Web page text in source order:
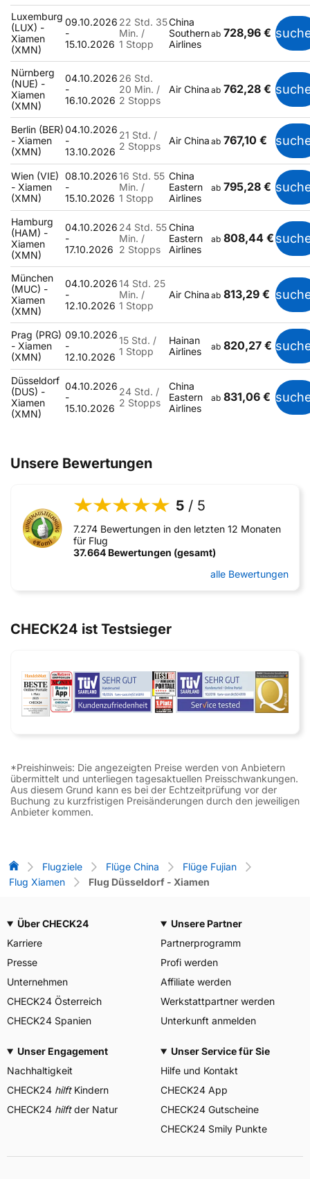
Luxemburg
(LUX) -
Xiamen
(XMN)
09.10.2026
-
15.10.2026
22 Std. 35
Min. /
1 Stopp
China
Southern
Airlines
ab 728,96 €
Nürnberg
(NUE) -
Xiamen
(XMN)
04.10.2026
-
16.10.2026
26 Std.
20 Min. /
2 Stopps
Air China ab 762,28 €
Berlin (BER)
- Xiamen
(XMN)
04.10.2026
-
13.10.2026
21 Std. /
2 Stopps
Air China ab 767,10 €
Wien (VIE)
- Xiamen
(XMN)
08.10.2026
-
15.10.2026
16 Std. 55
Min. /
1 Stopp
China
Eastern
Airlines
ab 795,28 €
Hamburg
(HAM) -
Xiamen
(XMN)
04.10.2026
-
17.10.2026
24 Std. 55
Min. /
2 Stopps
China
Eastern
Airlines
ab 808,44 €
München
(MUC) -
Xiamen
(XMN)
04.10.2026
-
12.10.2026
14 Std. 25
Min. /
1 Stopp
Air China ab 813,29 €
Prag (PRG)
- Xiamen
(XMN)
09.10.2026
-
12.10.2026
15 Std. /
1 Stopp
Hainan
Airlines
ab 820,27 €
Düsseldorf
(DUS) -
Xiamen
(XMN)
04.10.2026
-
15.10.2026
24 Std. /
2 Stopps
China
Eastern
Airlines
ab 831,06 €
Unsere Bewertungen
5 / 5
7.274 Bewertungen in den letzten 12 Monaten
für Flug
37.664 Bewertungen (gesamt)
alle Bewertungen
CHECK24 ist Testsieger
*Preishinweis: Die angezeigten Preise werden von Anbietern
übermittelt und unterliegen tagesaktuellen Preisschwankungen.
Aus diesem Grund kann es bei der Echtzeitprüfung vor der
Buchung zu kurzfristigen Preisänderungen durch den jeweiligen
Anbieter kommen.
Flug-Vergleich
Flugziele Flüge China
Flüge Fujian
Flug Xiamen
Flug Düsseldorf - Xiamen
Über CHECK24
Karriere
Presse
Unternehmen
CHECK24 Österreich
CHECK24 Spanien
Unsere Partner
Partnerprogramm
Profi werden
Affiliate werden
Werkstattpartner werden
Unterkunft anmelden
Unser Engagement
Nachhaltigkeit
CHECK24 hilftKindern
CHECK24 hilftder Natur
Unser Service für Sie
Hilfe und Kontakt
CHECK24 App
CHECK24 Gutscheine
CHECK24 Smily Punkte